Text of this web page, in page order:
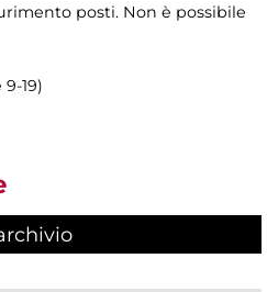
posti. Non è possibile
19)